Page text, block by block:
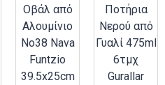
Οβάλ από
Αλουμίνιο
Νο38 Nava
Funtzio
39.5x25cm
Ποτήρια
Νερού από
Γυαλί 475ml
6τμχ
Gurallar